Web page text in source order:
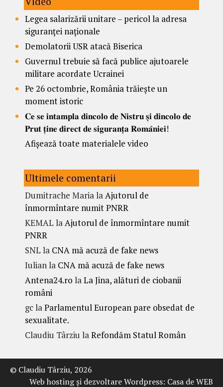
Legea salarizării unitare – pericol la adresa
siguranței naționale
Demolatorii USR atacă Biserica
Guvernul trebuie să facă publice ajutoarele
militare acordate Ucrainei
Pe 26 octombrie, România trăiește un
moment istoric
𝐂𝐞 𝐬𝐞 𝐢𝐧𝐭𝐚𝐦𝐩𝐥𝐚 𝐝𝐢𝐧𝐜𝐨𝐥𝐨 𝐝𝐞 𝐍𝐢𝐬𝐭𝐫𝐮 𝐬̦𝐢 𝐝𝐢𝐧𝐜𝐨𝐥𝐨 𝐝𝐞
𝐏𝐫𝐮𝐭 𝐭̦𝐢𝐧𝐞 𝐝𝐢𝐫𝐞𝐜𝐭 𝐝𝐞 𝐬𝐢𝐠𝐮𝐫𝐚𝐧𝐭̦𝐚 𝐑𝐨𝐦𝐚̂𝐧𝐢𝐞𝐢!
Afișează toate materialele video
Ultimele comentarii
Dumitrache MarialaAjutorul de
înmormîntare numit PNRR
KEMAL laAjutorul de înmormîntare numit
PNRR
SNL la CNA mă acuză de fake news
Iulianla CNA mă acuză de fake news
Antena24.ro laLa Jina, alături de ciobanii
români
gclaParlamentul European pare obsedat de
sexualitate.
Claudiu Târziu laRefondăm Statul Român
© Claudiu Târziu, 2026
Web hosting şi dezvoltare Wordpress: Casa de WEB